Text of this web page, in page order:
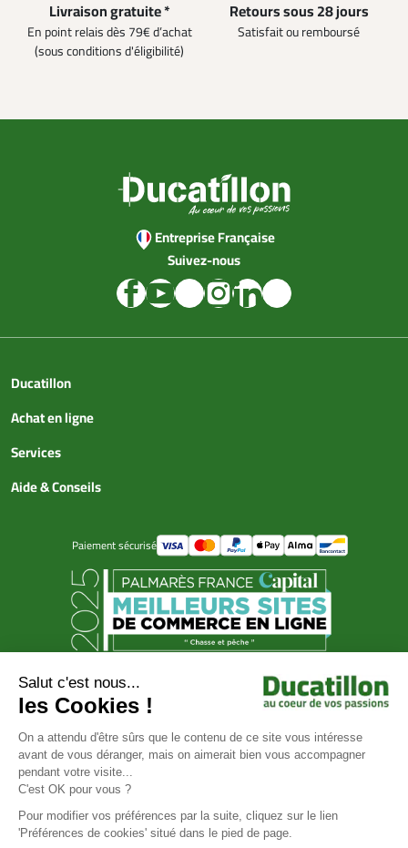
Livraison gratuite *
En point relais dès 79€ d’achat
(sous conditions d'éligibilité)
Retours sous 28 jours
Satisfait ou remboursé
Entreprise Française
Suivez-nous
Ducatillon
Achat en ligne
Services
Aide & Conseils
Paiement sécurisé